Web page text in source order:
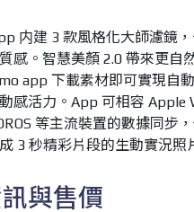
内建 3 款風格化大師濾鏡
感。智慧美顏 2.0 帶來更自
app 下載素材即可實現自
感活力。App 可相容 Apple
等主流裝置的數據同步
3 秒精彩片段的生動實況照
與售價